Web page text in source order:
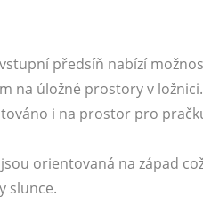
předsíň nabízí
na úložné prostory v
i na prostor pro
orientovaná na západ
slunce.